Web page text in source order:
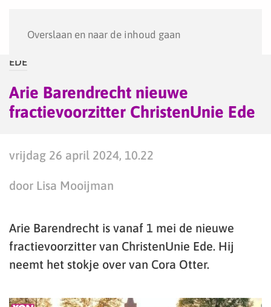
Overslaan en naar de inhoud gaan
EDE
Arie Barendrecht nieuwe
fractievoorzitter ChristenUnie Ede
vrijdag 26 april 2024, 10.22
door Lisa Mooijman
Arie Barendrecht is vanaf 1 mei de nieuwe
fractievoorzitter van ChristenUnie Ede. Hij
neemt het stokje over van Cora Otter.